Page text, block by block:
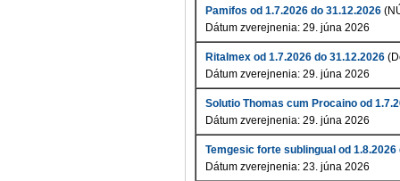
Pamifos od 1.7.2026 do 31.12.2026
Dátum zverejnenia: 29. júna 2026
Ritalmex od 1.7.2026 do 31.12.2026
Dátum zverejnenia: 29. júna 2026
Solutio Thomas cum Procaino od
Dátum zverejnenia: 29. júna 2026
Temgesic forte sublingual od 1.8.2026
Dátum zverejnenia: 23. júna 2026